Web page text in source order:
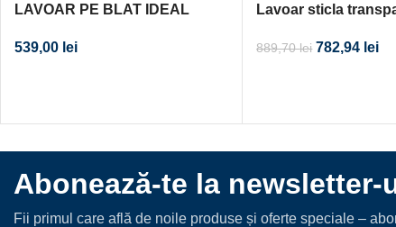
LAVOAR PE BLAT IDEAL
40X40
539,00 lei
Lavoar sticla
889,70lei 782,94 lei
Abonează-te la newsletter-
Fii primul care află de noile produse și oferte speciale –